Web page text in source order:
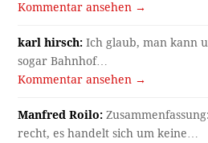
Kommentar ansehen →
karl hirsch: Ich glaub, man kann
sogar Bahnhof…
Kommentar ansehen →
Manfred Roilo:
recht, es handelt sich um keine…